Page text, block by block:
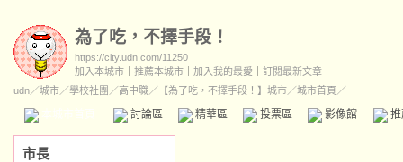
為了吃，不擇手段！
https://city.udn.com/11250
加入本城市
推薦本城市 加入我的最愛
訂閱最新文章
udn／城市／學校社團 ／高中職／ 【為了吃，不擇手段！】城市／城市首頁／
討論區 精華區 投票區 影像館
市長